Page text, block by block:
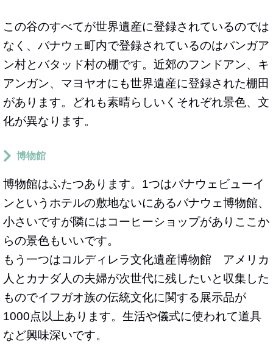
この谷のすべてが世界遺産に登録されているのでは
なく、バナウェ町内で登録されているのはバンガア
ン村とバタッド村の棚です。近郊のフンドアン、キ
アンガン、マヨヤオにも世界遺産に登録された棚田
があります。どれも素晴らしいくそれぞれ景色、文
化が異なります。
博物館
博物館はふたつあります。1つはバナウェビューイ
ンというホテルの敷地ないにあるバナウェ博物館、
小さいですが隣にはコーヒーショップがありここか
らの景色もいいです。
もう一つはコルディレラ文化遺産博物館 アメリカ
人とカナダ人の夫婦が次世代に残したいと収集した
ものでイフガオ族の伝統文化に関する展示品が
1000点以上あります。生活や儀式に使われて道具
など興味深いです。